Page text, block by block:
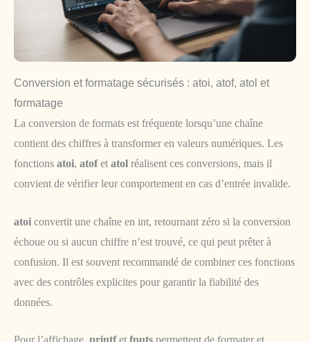
Conversion et formatage sécurisés : atoi, atof, atol et
formatage
La conversion de formats est fréquente lorsqu’une chaîne
contient des chiffres à transformer en valeurs numériques. Les
fonctions atoi, atofet atol réalisent ces conversions, mais il
convient de vérifier leur comportement en cas d’entrée invalide.
atoi convertit une chaîne en int, retournant zéro si la conversion
échoue ou si aucun chiffre n’est trouvé, ce qui peut prêter à
confusion. Il est souvent recommandé de combiner ces fonctions
avec des contrôles explicites pour garantir la fiabilité des
données.